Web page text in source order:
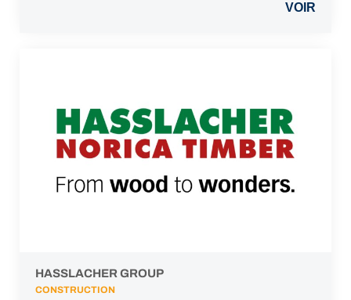
VOIR
HASSLACHER GROUP
CONSTRUCTION